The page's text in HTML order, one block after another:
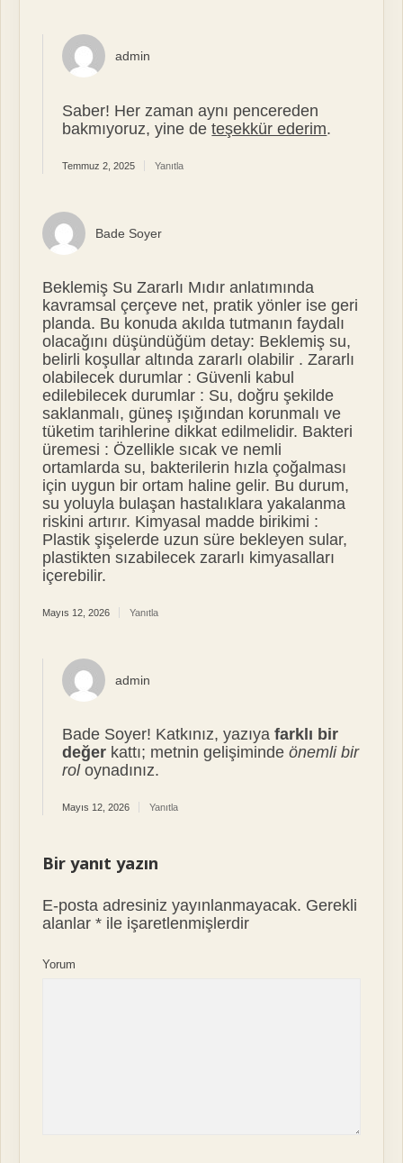
admin
Saber! Her zaman aynı pencereden
bakmıyoruz, yine deteşekkür ederim.
Temmuz 2, 2025 Yanıtla
Bade Soyer
Beklemiş Su Zararlı Mıdır anlatımında
kavramsal çerçeve net, pratik yönler ise geri
planda. Bu konuda akılda tutmanın faydalı
olacağını düşündüğüm detay: Beklemiş su,
belirli koşullar altında zararlı olabilir . Zararlı
olabilecek durumlar : Güvenli kabul
edilebilecek durumlar : Su, doğru şekilde
saklanmalı, güneş ışığından korunmalı ve
tüketim tarihlerine dikkat edilmelidir. Bakteri
üremesi : Özellikle sıcak ve nemli
ortamlarda su, bakterilerin hızla çoğalması
için uygun bir ortam haline gelir. Bu durum,
su yoluyla bulaşan hastalıklara yakalanma
riskini artırır. Kimyasal madde birikimi :
Plastik şişelerde uzun süre bekleyen sular,
plastikten sızabilecek zararlı kimyasalları
içerebilir.
Mayıs 12, 2026 Yanıtla
admin
Bade Soyer! Katkınız, yazıyafarklı bir
değer kattı; metnin gelişimindeönemli bir
roloynadınız.
Mayıs 12, 2026 Yanıtla
Bir yanıt yazın
E-posta adresiniz yayınlanmayacak. Gerekli
alanlar* ile işaretlenmişlerdir
Yorum